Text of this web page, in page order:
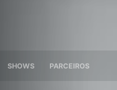
SHOWS PARCEIROS